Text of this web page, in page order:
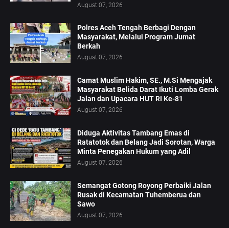
August 07, 2026
Polres Aceh Tengah Berbagi Dengan
Masyarakat, Melalui Program Jumat
Berkah
August 07, 2026
Camat Muslim Hakim, SE., M.Si Mengajak
Masyarakat Belida Darat Ikuti Lomba Gerak
Jalan dan Upacara HUT RI Ke-81
August 07, 2026
Diduga Aktivitas Tambang Emas di
Ratatotok dan Belang Jadi Sorotan, Warga
Minta Penegakan Hukum yang Adil
August 07, 2026
Semangat Gotong Royong Perbaiki Jalan
Rusak di Kecamatan Tuhemberua dan
Sawo
August 07, 2026